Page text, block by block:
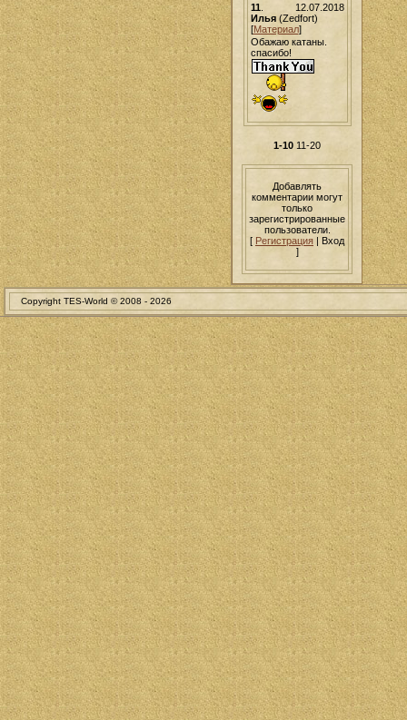
12.07.2018
11
Илья(Zedfort)
[Материал]
Обажаю катаны.
спасибо!
1-10 11-20
Добавлять
комментарии могут
только
зарегистрированные
пользователи.
[ Регистрация | Вход
]
Copyright TES-World © 2008 - 2026